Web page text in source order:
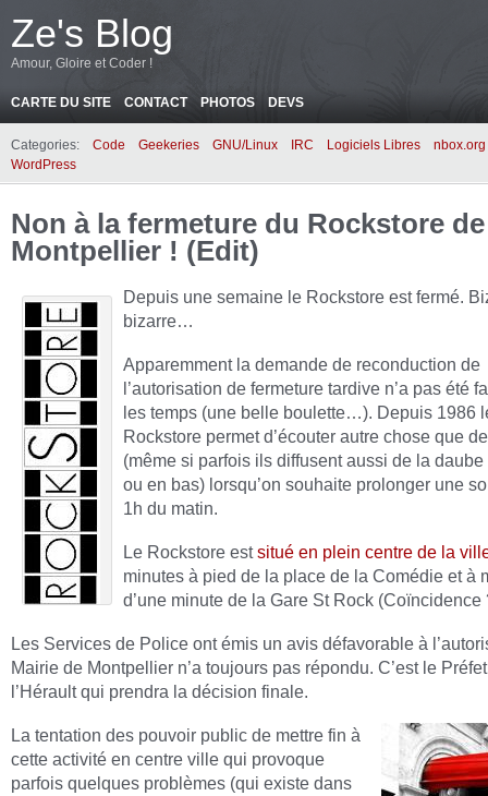
Ze's Blog
Amour, Gloire et Coder !
CARTE DU SITE CONTACT PHOTOS DEVS
Categories: Code Geekeries GNU/Linux IRC Logiciels Libres
nbox.org
WordPress
Non à la fermeture du Rockstore de
Montpellier ! (Edit)
Depuis une semaine le Rockstore est fermé.
bizarre…
Apparemment la demande de reconduction de
l’autorisation de fermeture tardive n’a pas été
les temps (une belle boulette…). Depuis 1986
Rockstore permet d’écouter autre chose que
(même si parfois ils diffusent aussi de la daube
ou en bas) lorsqu’on souhaite prolonger une
1h du matin.
Le Rockstore estsitué en plein centre de la
minutes à pied de la place de la Comédie et à
d’une minute de la Gare St Rock (Coïncidence
Les Services de Police ont émis un avis défavorable à
Mairie de Montpellier n’a toujours pas répondu. C’est le
l’Hérault qui prendra la décision finale.
La tentation des pouvoir public de mettre fin à
cette activité en centre ville qui provoque
parfois quelques problèmes (qui existe dans